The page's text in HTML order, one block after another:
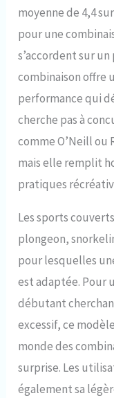
moyenne de 4,4
pour une
s’accordent sur
combinaison offre
performance qui
cherche pas à
comme O’Neill ou
mais elle remplit
pratiques
Les sports
plongeon,
pour lesquelles
est adaptée. Pour
débutant
excessif, ce
monde des
surprise. Les
également sa